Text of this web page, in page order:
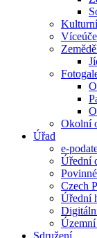
Okolní
Úřad
e-
Úřední
Czech
Úřední
Sdružení